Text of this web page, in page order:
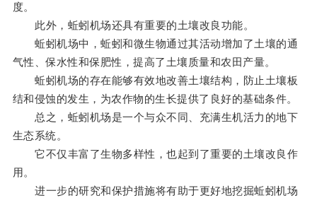
度。
此外，蚯蚓机场还具有重要的土壤改良功能。
蚯蚓机场中，蚯蚓和微生物通过其活动增加了土壤的通
气性、保水性和保肥性，提高了土壤质量和农田产量。
蚯蚓机场的存在能够有效地改善土壤结构，防止土壤板
结和侵蚀的发生，为农作物的生长提供了良好的基础条件。
总之，蚯蚓机场是一个与众不同、充满生机活力的地下
生态系统。
它不仅丰富了生物多样性，也起到了重要的土壤改良作
用。
进一步的研究和保护措施将有助于更好地挖掘蚯蚓机场